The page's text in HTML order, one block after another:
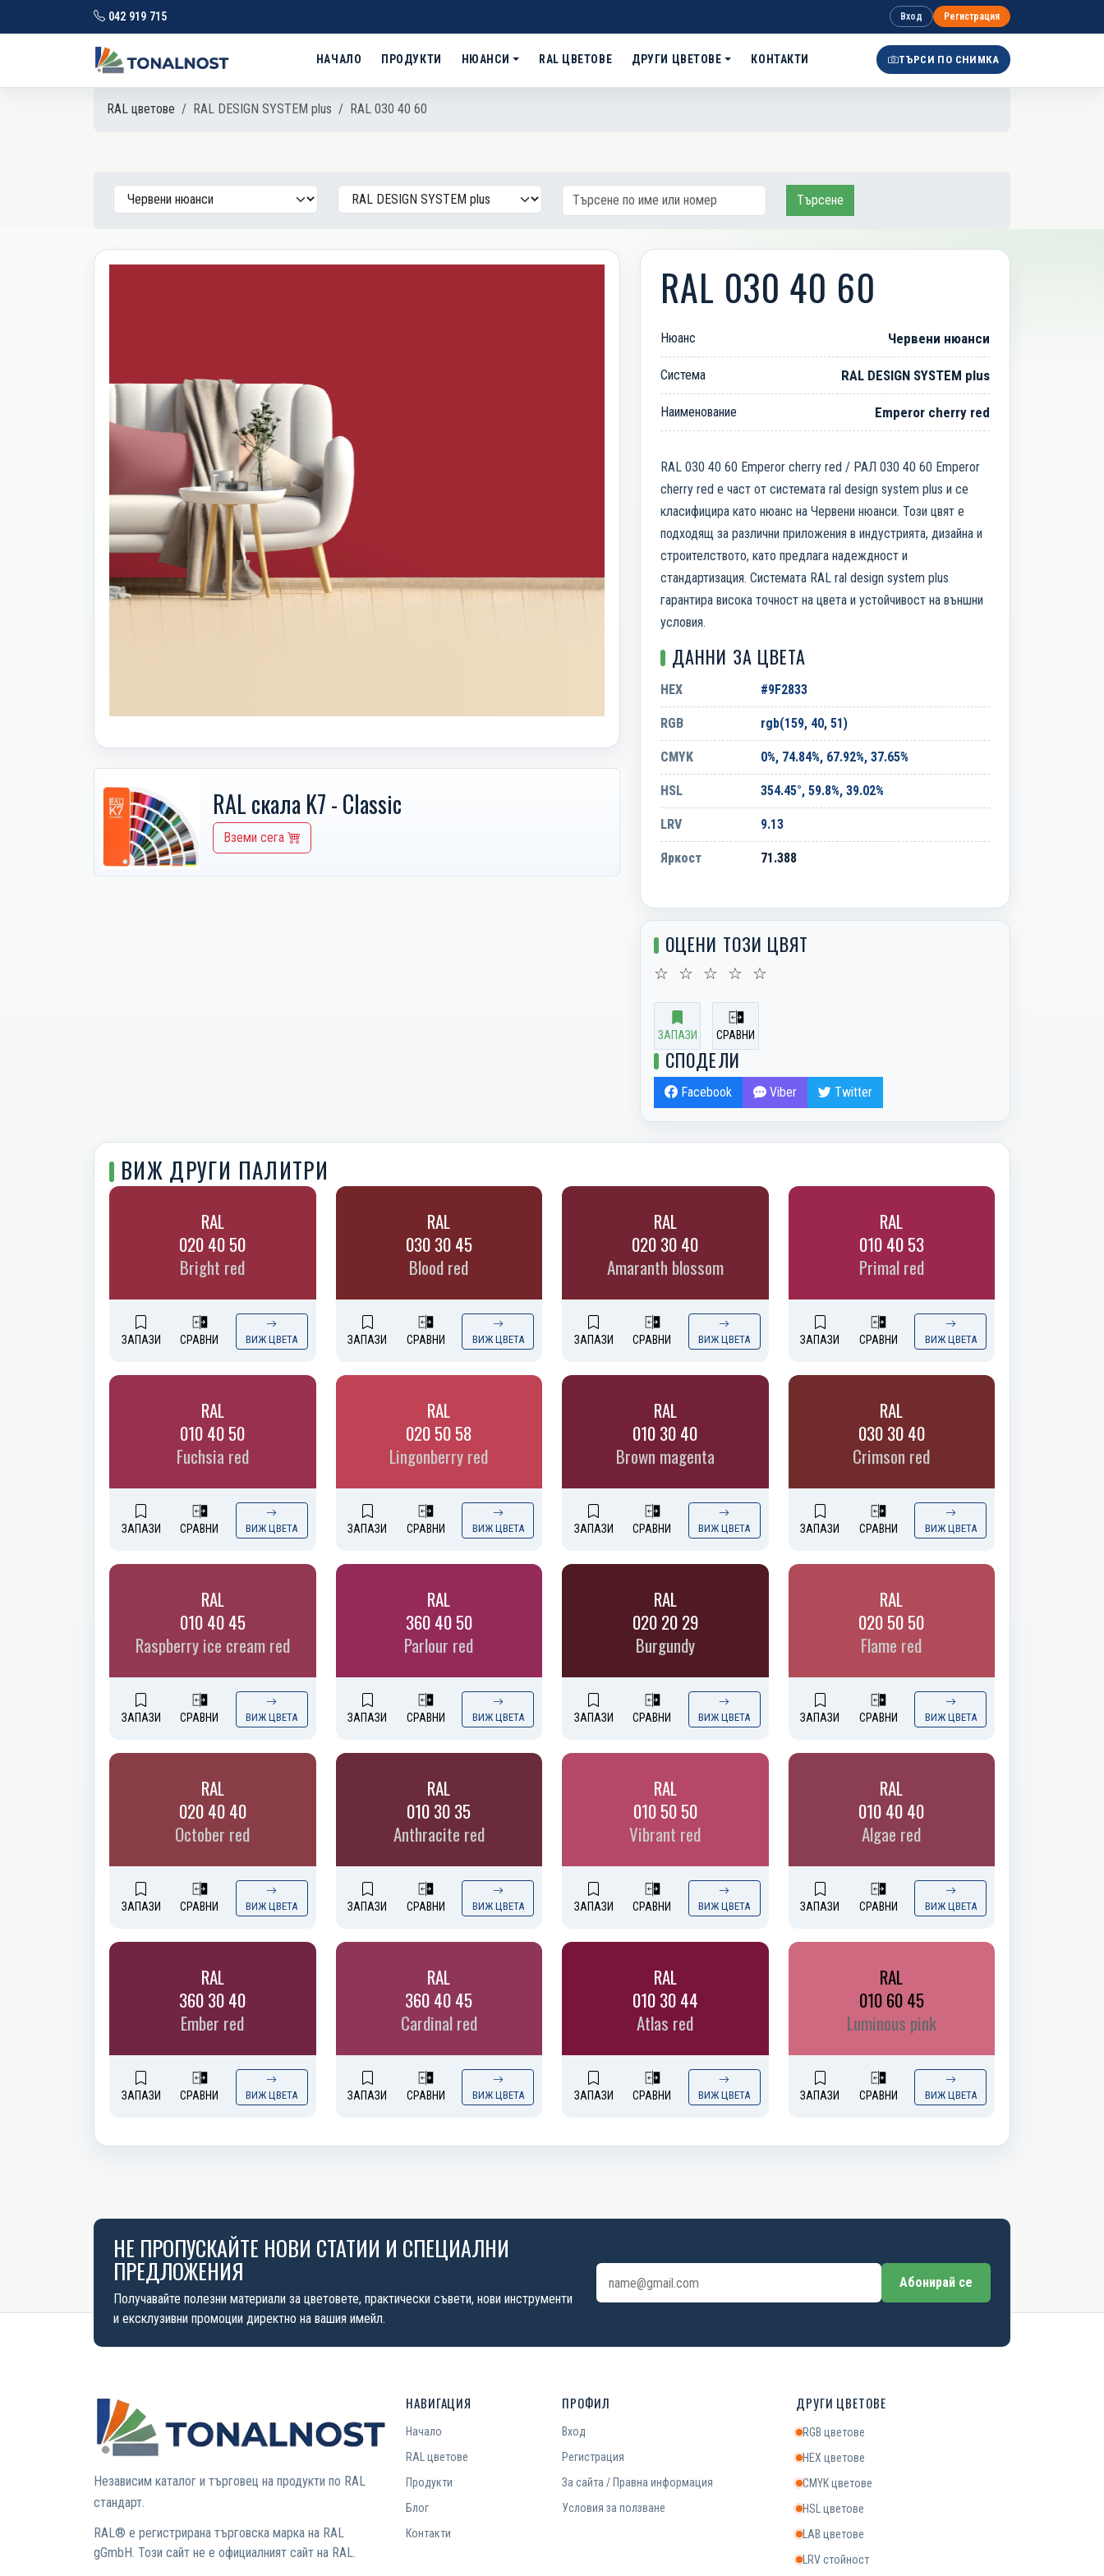
042 919 715 Вход Регистрация
НАЧАЛО ПРОДУКТИ НЮАНСИ RAL ЦВЕТОВЕ ДРУГИ ЦВЕТОВЕ КОНТАКТИ ТЪРСИ ПО СНИМКА
RAL цветове RAL DESIGN SYSTEM plus RAL 030 40 60
Търсене
RAL скала K7 - Classic
Вземи сега
RAL 030 40 60
Нюанс Червени нюанси
Система RAL DESIGN SYSTEM plus
Наименование Emperor cherry red
RAL 030 40 60 Emperor cherry red / РАЛ 030 40 60 Emperor
cherry red е част от системата ral design system plus и се
класифицира като нюанс на Червени нюанси. Този цвят е
подходящ за различни приложения в индустрията, дизайна и
строителството, като предлага надеждност и
стандартизация. Системата RAL ral design system plus
гарантира висока точност на цвета и устойчивост на външни
условия.
ДАННИ ЗА ЦВЕТА
HEX #9F2833
RGB rgb(159, 40, 51)
CMYK 0%, 74.84%, 67.92%, 37.65%
HSL 354.45°, 59.8%, 39.02%
LRV 9.13
Яркост 71.388
ОЦЕНИ ТОЗИ ЦВЯТ
☆ ☆ ☆ ☆ ☆
ЗАПАЗИ СРАВНИ
СПОДЕЛИ
Facebook Viber Twitter
ВИЖ ДРУГИ ПАЛИТРИ
RAL
020 40 50
Bright red
ЗАПАЗИ СРАВНИ ВИЖ ЦВЕТА
RAL
030 30 45
Blood red
ЗАПАЗИ СРАВНИ ВИЖ ЦВЕТА
RAL
020 30 40
Amaranth blossom
ЗАПАЗИ СРАВНИ ВИЖ ЦВЕТА
RAL
010 40 53
Primal red
ЗАПАЗИ СРАВНИ ВИЖ ЦВЕТА
RAL
010 40 50
Fuchsia red
ЗАПАЗИ СРАВНИ ВИЖ ЦВЕТА
RAL
020 50 58
Lingonberry red
ЗАПАЗИ СРАВНИ ВИЖ ЦВЕТА
RAL
010 30 40
Brown magenta
ЗАПАЗИ СРАВНИ ВИЖ ЦВЕТА
RAL
030 30 40
Crimson red
ЗАПАЗИ СРАВНИ ВИЖ ЦВЕТА
RAL
010 40 45
Raspberry ice cream red
ЗАПАЗИ СРАВНИ ВИЖ ЦВЕТА
RAL
360 40 50
Parlour red
ЗАПАЗИ СРАВНИ ВИЖ ЦВЕТА
RAL
020 20 29
Burgundy
ЗАПАЗИ СРАВНИ ВИЖ ЦВЕТА
RAL
020 50 50
Flame red
ЗАПАЗИ СРАВНИ ВИЖ ЦВЕТА
RAL
020 40 40
October red
ЗАПАЗИ СРАВНИ ВИЖ ЦВЕТА
RAL
010 30 35
Anthracite red
ЗАПАЗИ СРАВНИ ВИЖ ЦВЕТА
RAL
010 50 50
Vibrant red
ЗАПАЗИ СРАВНИ ВИЖ ЦВЕТА
RAL
010 40 40
Algae red
ЗАПАЗИ СРАВНИ ВИЖ ЦВЕТА
RAL
360 30 40
Ember red
ЗАПАЗИ СРАВНИ ВИЖ ЦВЕТА
RAL
360 40 45
Cardinal red
ЗАПАЗИ СРАВНИ ВИЖ ЦВЕТА
RAL
010 30 44
Atlas red
ЗАПАЗИ СРАВНИ ВИЖ ЦВЕТА
RAL
010 60 45
Luminous pink
ЗАПАЗИ СРАВНИ ВИЖ ЦВЕТА
НЕ ПРОПУСКАЙТЕ НОВИ СТАТИИ И СПЕЦИАЛНИ
ПРЕДЛОЖЕНИЯ
Получавайте полезни материали за цветовете, практически съвети, нови инструменти
и ексклузивни промоции директно на вашия имейл.
Имейл адрес
Абонирай се
Независим каталог и търговец на продукти по RAL
стандарт.
RAL® е регистрирана търговска марка на RAL
gGmbH. Този сайт не е официалният сайт на RAL.
НАВИГАЦИЯ
Начало
RAL цветове
Продукти
Блог
Контакти
ПРОФИЛ
Вход
Регистрация
За сайта / Правна информация
Условия за ползване
ДРУГИ ЦВЕТОВЕ
RGB цветове
HEX цветове
CMYK цветове
HSL цветове
LAB цветове
LRV стойност